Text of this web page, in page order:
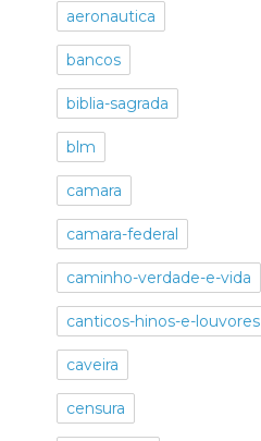
aeronautica
bancos
biblia-sagrada
blm
camara
camara-federal
caminho-verdade-e-vida
canticos-hinos-e-louvores
caveira
censura